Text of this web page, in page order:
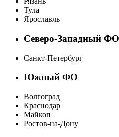
Тула
Ярославль
Северо-Западный ФО
Санкт-Петербург
Южный ФО
Волгоград
Краснодар
Майкоп
Ростов-на-Дону